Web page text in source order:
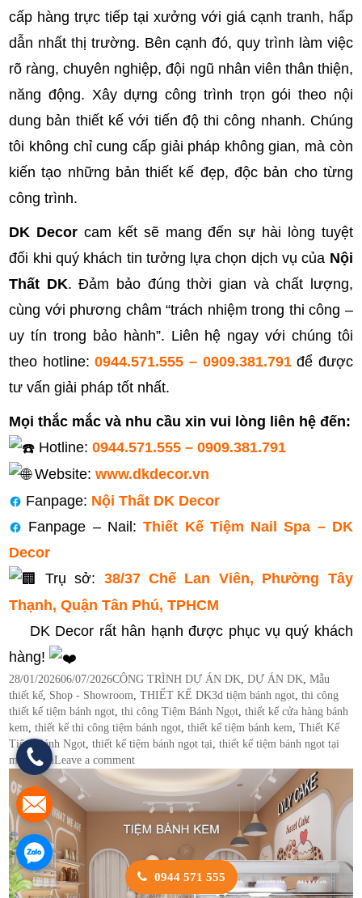
cấp hàng trực tiếp tại xưởng với giá cạnh tranh, hấp
dẫn nhất thị trường. Bên cạnh đó, quy trình làm việc
rõ ràng, chuyên nghiệp, đội ngũ nhân viên thân thiện,
năng động. Xây dựng công trình trọn gói theo nội
dung bản thiết kế với tiến độ thi công nhanh. Chúng
tôi không chỉ cung cấp giải pháp không gian, mà còn
kiến tạo những bản thiết kế đẹp, độc bản cho từng
công trình.
DK Decor cam kết sẽ mang đến sự hài lòng tuyệt
đối khi quý khách tin tưởng lựa chọn dịch vụ của Nội
Thất DK. Đảm bảo đúng thời gian và chất lượng,
cùng với phương châm “trách nhiệm trong thi công –
uy tín trong bảo hành”. Liên hệ ngay với chúng tôi
theo hotline: 0944.571.555 – 0909.381.791để được
tư vấn giải pháp tốt nhất.
Mọi thắc mắc và nhu cầu xin vui lòng liên hệ đến:
Hotline:0944.571.555 – 0909.381.791
Website:www.dkdecor.vn
Fanpage: Nội Thất DK Decor
Fanpage – Nail:Thiết Kế Tiệm Nail Spa – DK
Decor
Trụ sở: 38/37 Chế Lan Viên, Phường Tây
Thạnh, Quận Tân Phú, TPHCM
DK Decor rất hân hạnh được phục vụ quý khách
hàng!
Posted
on
28/01/202606/07/2026Categories
CÔNG TRÌNH DỰ ÁN DK ,DỰ ÁN DK ,Mẫu
thiết kế, Shop - Showroom ,THIẾT KẾ DKTags
3d tiệm bánh ngọt ,thi công
thiết kế tiệm bánh ngọt ,thi công Tiệm Bánh Ngọt ,thiết kế cửa hàng bánh
kem ,thiết kế thi công tiệm bánh ngọt ,thiết kế tiệm bánh kem ,Thiết Kế
Tiệm Bánh Ngọt ,thiết kế tiệm bánh ngọt tại ,thiết kế tiệm bánh ngọt tại
miền namLeave a comment
0944 571 555